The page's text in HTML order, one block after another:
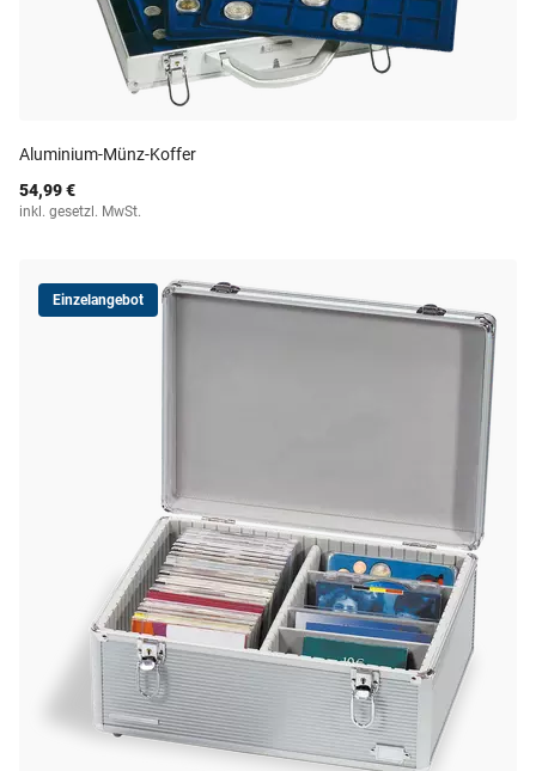
Aluminium-Münz-Koffer
54,99 €
inkl. gesetzl. MwSt.
Einzelangebot